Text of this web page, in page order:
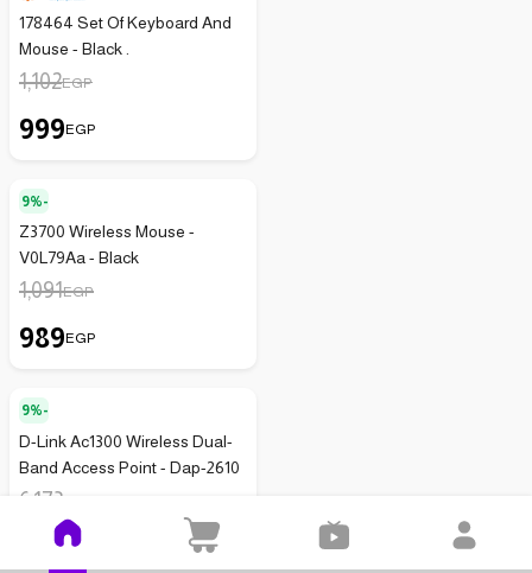
178464 Set Of Keyboard And
Mouse - Black .
1,102EGP
999EGP
9%-
Z3700 Wireless Mouse -
V0L79Aa - Black
1,091EGP
989EGP
9%-
D-Link Ac1300 Wireless Dual-
Band Access Point - Dap-2610
6,173
5,599